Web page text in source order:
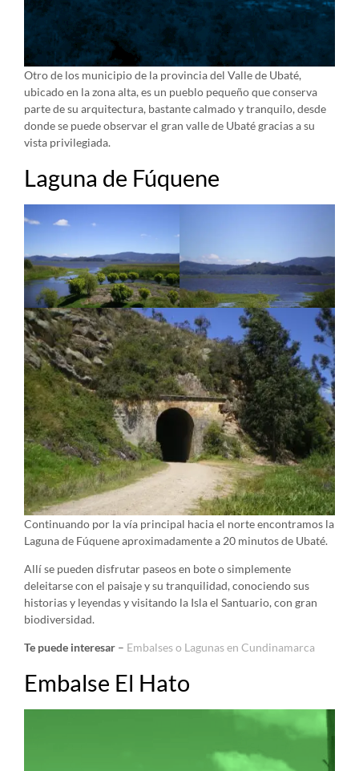
Otro de los municipio de la provincia del Valle de Ubaté,
ubicado en la zona alta, es un pueblo pequeño que conserva
parte de su arquitectura, bastante calmado y tranquilo, desde
donde se puede observar el gran valle de Ubaté gracias a su
vista privilegiada.
Laguna de Fúquene
Continuando por la vía principal hacia el norte encontramos la
Laguna de Fúquene aproximadamente a 20 minutos de Ubaté.
Allí se pueden disfrutar paseos en bote o simplemente
deleitarse con el paisaje y su tranquilidad, conociendo sus
historias y leyendas y visitando la Isla el Santuario, con gran
biodiversidad.
Te puede interesar – Embalses o Lagunas en Cundinamarca
Embalse El Hato